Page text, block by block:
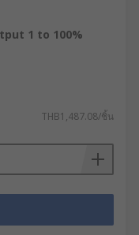
1 to 100%
THB1,487.08/ชิ้น